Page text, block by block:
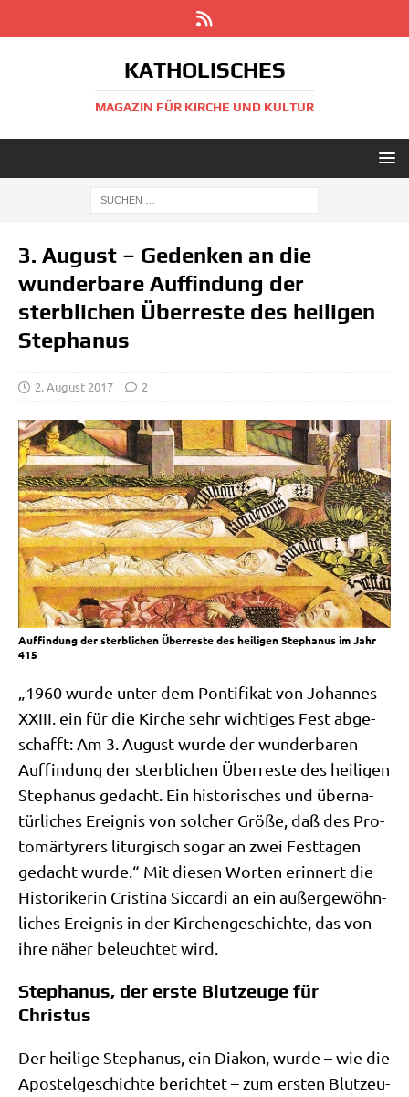
KATHOLISCHES
MAGAZIN FÜR KIRCHE UND KULTUR
3. August – Gedenken an die
wunderbare Auffindung der
sterblichen Überreste des heiligen
Stephanus
2. August 2017 2
Auffindung der sterblichen Überreste des heiligen Stephanus im Jahr
415
„1960 wur­de unter dem Pon­ti­fi­kat von Johan­nes
XXIII. ein für die Kir­che sehr wich­ti­ges Fest abge­
schafft: Am 3. August wur­de der wun­der­ba­ren
Auf­fin­dung der sterb­li­chen Über­re­ste des hei­li­gen
Ste­pha­nus gedacht. Ein histo­ri­sches und über­na­
tür­li­ches Ereig­nis von sol­cher Grö­ße, daß des Pro­
to­mär­ty­rers lit­ur­gisch sogar an zwei Fest­ta­gen
gedacht wur­de.“ Mit die­sen Wor­ten erin­nert die
Histo­ri­ke­rin Cri­sti­na Sic­car­di an ein außer­ge­wöhn­
li­ches Ereig­nis in der Kir­chen­ge­schich­te, das von
ihre näher beleuch­tet wird.
Stephanus, der erste Blutzeuge für
Christus
Der hei­li­ge Ste­pha­nus, ein Dia­kon, wur­de – wie die
Apo­stel­ge­schich­te berich­tet – zum ersten Blut­zeu­